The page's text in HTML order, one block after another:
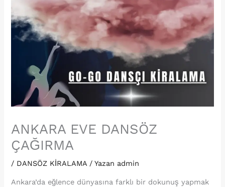
ANKARA EVE DANSÖZ
ÇAĞIRMA
/ DANSÖZ KİRALAMA / Yazan admin
Ankara’da eğlence dünyasına farklı bir dokunuş yapmak